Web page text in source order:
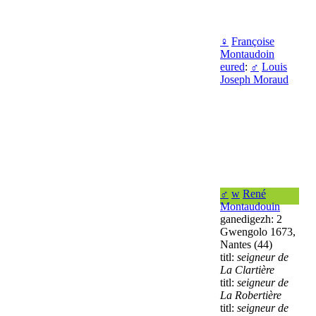
♀ Françoise
Montaudoin
eured: ♂ Louis
Joseph Moraud
♂ w René
Montaudouin
ganedigezh: 2
Gwengolo 1673,
Nantes (44)
titl: seigneur de
La Clartière
titl: seigneur de
La Robertière
titl: seigneur de